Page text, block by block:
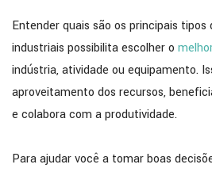
Entender quais são os principais
industriais possibilita escolher o
indústria, atividade ou equipamento.
aproveitamento dos recursos,
e colabora com a produtividade.
Para ajudar você a tomar boas